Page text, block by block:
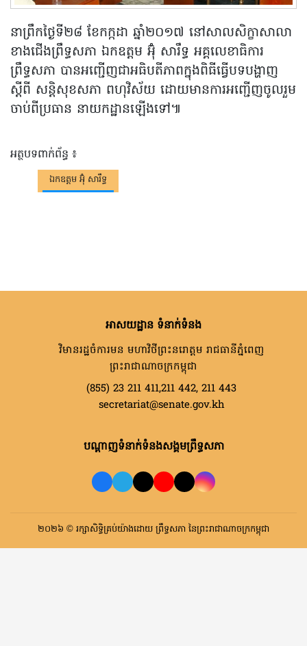
នាព្រឹកថ្ងៃទី២៨ ខែកក្កដា ឆ្នាំ២០១៧ នៅសាលសិក្ខាសាលា
ខាងជើងព្រឹទ្ធសភា ឯកឧត្តម អ៊ុំ សារឹទ្ធ អគ្គលេខាធិការ
ព្រឹទ្ធសភា បានអញ្ជើញជាអធិបតីភាពក្នុងពិធីធ្វើបទបង្ហាញ
ស្តីពី សន្តិសុខសភា ពហុវិស័យ ដោយមានការអញ្ជើញចូលរួម
ចាប់ពីប្រធាន នាយកដ្ឋានឡើងទៅ៕
អត្ថបទពាក់ព័ន្ធ ៖
ឯកឧត្តម អ៊ុំ សារឹទ្ធ
អាសយដ្ឋាន ទំនាក់ទំនង
វិមានរដ្ឋចំការមន មហាវិថីព្រះនរោត្តម រាជធានីភ្នំពេញ
ព្រះរាជាណាចក្រកម្ពុជា
(855) 23 211 411,211 442, 211 443
secretariat@senate.gov.kh
បណ្តាញទំនាក់ទំនងសង្គមព្រឹទ្ធសភា
២០២៦ © រក្សាសិទ្ធិគ្រប់យ៉ាងដោយ ព្រឹទ្ធសភា នៃព្រះរាជាណាចក្រកម្ពុជា